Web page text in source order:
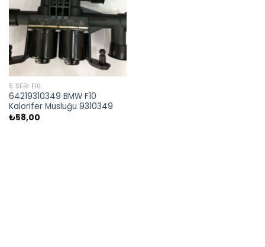
5 SERI F10
64219310349 BMW F10
Kalorifer Musluğu 9310349
₺58,00